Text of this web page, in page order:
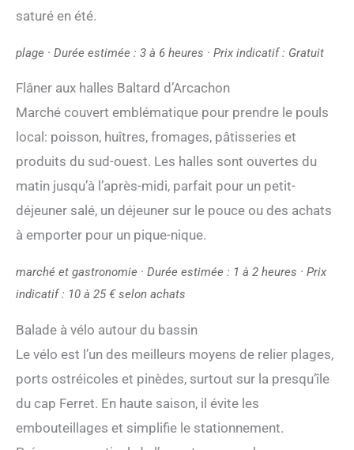
saturé en été.
plage · Durée estimée : 3 à 6 heures · Prix indicatif : Gratuit
Flâner aux halles Baltard d’Arcachon
Marché couvert emblématique pour prendre le pouls
local: poisson, huîtres, fromages, pâtisseries et
produits du sud-ouest. Les halles sont ouvertes du
matin jusqu’à l’après-midi, parfait pour un petit-
déjeuner salé, un déjeuner sur le pouce ou des achats
à emporter pour un pique-nique.
marché et gastronomie · Durée estimée : 1 à 2 heures · Prix
indicatif : 10 à 25 € selon achats
Balade à vélo autour du bassin
Le vélo est l’un des meilleurs moyens de relier plages,
ports ostréicoles et pinèdes, surtout sur la presqu’île
du cap Ferret. En haute saison, il évite les
embouteillages et simplifie le stationnement.